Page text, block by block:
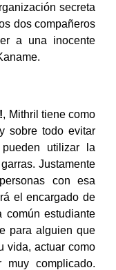
secreta
dos compañeros
a una inocente
, Mithril tiene como
sobre todo evitar
utilizar la
Justamente
con esa
el encargado de
común estudiante
para alguien que
vida, actuar como
muy complicado.